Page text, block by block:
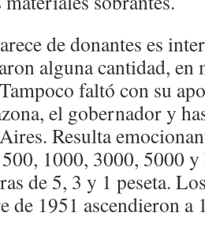
de donantes es
alguna cantidad, en
faltó con su
el gobernador y
Resulta
1000, 3000, 5000 y
de 5, 3 y 1 peseta.
de 1951 ascendieron a